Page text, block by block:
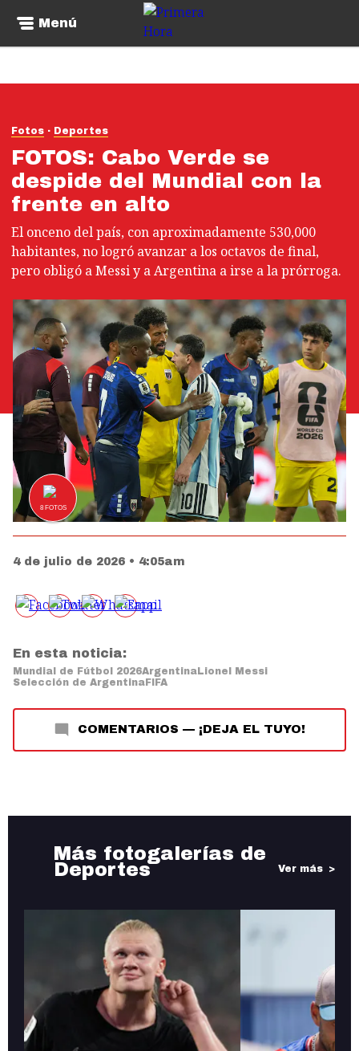
Menú
Fotos Deportes
FOTOS: Cabo Verde se
despide del Mundial con la
frente en alto
El onceno del país, con aproximadamente 530,000
habitantes, no logró avanzar a los octavos de final,
pero obligó a Messi y a Argentina a irse a la prórroga.
8FOTOS
4 de julio de 2026 • 4:05am
En esta noticia:
Mundial de Fútbol 2026Argentina Lionel Messi
Selección de Argentina FIFA
COMENTARIOS — ¡DEJA EL TUYO!
Más fotogalerías de
Deportes Ver más